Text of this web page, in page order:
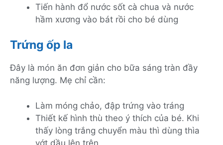
Tiến hành đổ nước sốt cà chua và nước
hầm xương vào bát rồi cho bé dùng
Trứng ốp la
Đây là món ăn đơn giản cho bữa sáng tràn đầy
năng lượng. Mẹ chỉ cần:
Làm móng chảo, đập trứng vào tráng
Thiết kế hình thù theo ý thích của bé. Khi
thấy lòng trắng chuyển màu thì dùng thìa
vớt dầu lên trên